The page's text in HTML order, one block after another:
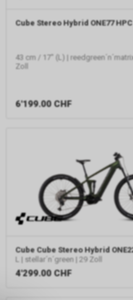
Cube Stereo Hybrid ONE77
43 cm / 17" (L) |
Zoll
6'199.00 CHF
Cube Cube Stereo Hybrid
L | stellar´n´green | 29 Zoll
4'299.00 CHF